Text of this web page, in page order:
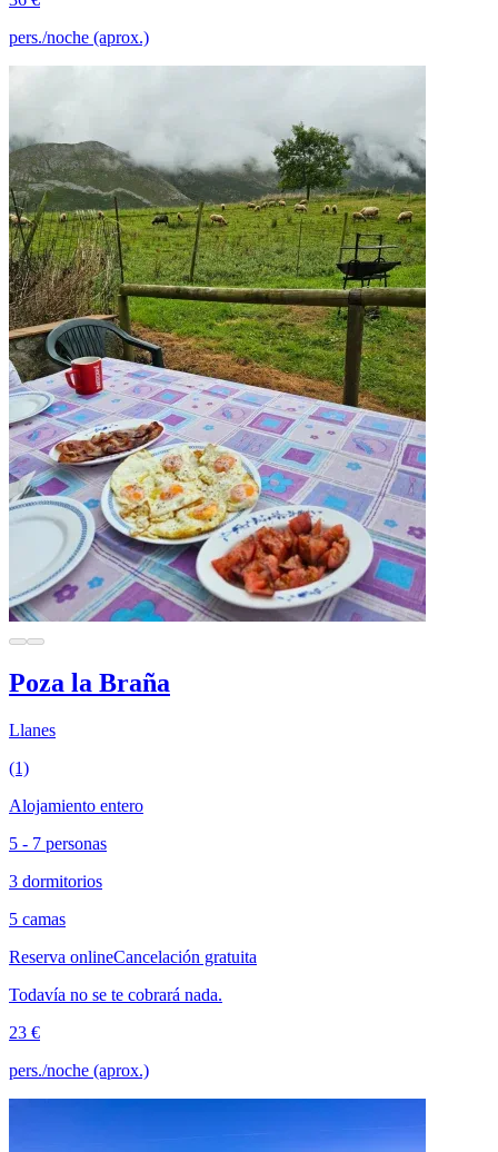
pers./noche (aprox.)
Poza la Braña
Llanes
(1)
Alojamiento entero
5 - 7 personas
3 dormitorios
5 camas
Reserva onlineCancelación gratuita
Todavía no se te cobrará nada.
23 €
pers./noche (aprox.)